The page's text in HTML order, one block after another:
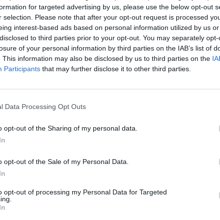
for targeted advertising by us, please use the below opt-out
selection. Please note that after your opt-out request is processed
interest-based ads based on personal information utilized by us
to third parties prior to your opt-out. You may separately
of your personal information by third parties on the IAB’s list of
This information may also be disclosed by us to third parties on the
Participants that may further disclose it to other third parties.
Data Processing Opt Outs
opt-out of the Sharing of my personal data.
opt-out of the Sale of my Personal Data.
opt-out of processing my Personal Data for Targeted
ΔΕΥΑΚ και στο Σύνδεσμο Ύδρευσης. Στην αρχή της
ανέλαβε ως πρόεδρος της ΔΕΥΑΚ. Αφού έμεινε για
ν’ αποχωρήσει (αφού την έβαλε σε σειρά!) και στη
Τώρα ο δήμαρχος αποφάσισε να αναλάβει
ΔΕΥΑΚ! Άραγε, ποιοι λόγοι τον ανάγκασαν σ’ αυτή την
ότι το κλίμα ανάμεσα στους εργαζομένους είναι
καθυστέρηση που σημειώνεται στην υλοποίηση
από ένα χρόνο περίπου μετακινήθηκε από την ΚΑΚ ΑΕ ο
(και σωστά) θα συνέβαλε με τις γνώσεις και την
υλοποίηση του μεγάλου αγωγού ύδρευσης από το
ο κ. Αγγελής και πάλι στην ΚΑΚ ΑΕ, ενώ το έργο του
πολλά ζητήματα που πρέπει να επιλυθούν για να
τοποθετήθηκε ο κ. Κ. Αθανασόπουλος. Πραγματικό